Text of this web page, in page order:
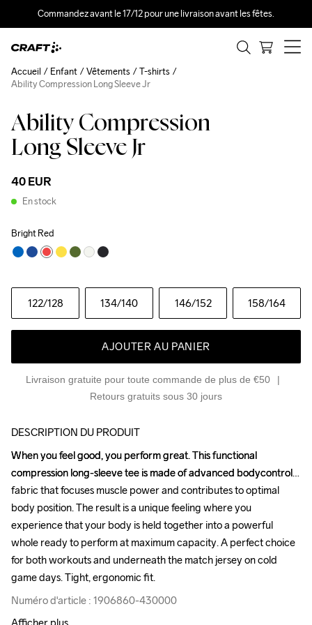
Commandez avant le 17/12 pour une livraison avant les fêtes.
Ability Compression
Long Sleeve Jr
40 EUR
En stock
Bright Red
122/128 134/140 146/152 158/164
AJOUTER AU PANIER
Livraison gratuite pour toute commande de plus de €50
Retours gratuits sous 30 jours
Accueil Enfant Vêtements
T-shirts
Ability Compression Long Sleeve Jr
DESCRIPTION DU PRODUIT
When you feel good, you perform great. This functional
compression long-sleeve tee is made of advanced bodycontrol
fabric that focuses muscle power and contributes to optimal
body position. The result is a unique feeling where you
experience that your body is held together into a powerful
whole ready to perform at maximum capacity. A perfect choice
for both workouts and underneath the match jersey on cold
game days. Tight, ergonomic fit.
Numéro d'article : 1906860-430000
When you feel good, you perform great. This functional
compression long-sleeve tee is made of advanced bodycontrol
fabric that focuses muscle power and contributes to optimal
body position. The result is a unique feeling where you
experience that your body is held together into a powerful
whole ready to perform at maximum capacity. A perfect choice
for both workouts and underneath the match jersey on cold
game days. Tight, ergonomic fit.
Numéro d'article : 1906860-430000